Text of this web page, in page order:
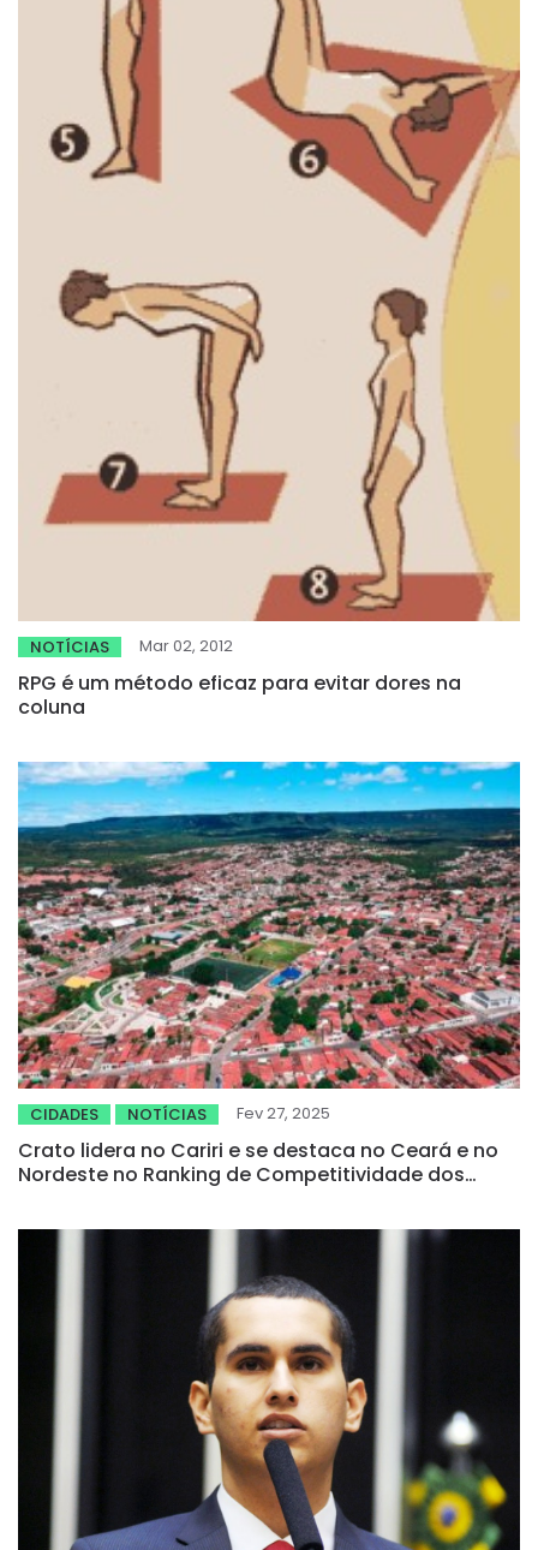
NOTÍCIAS Mar 02, 2012
RPG é um método eficaz para evitar dores na
coluna
CIDADES NOTÍCIAS Fev 27, 2025
Crato lidera no Cariri e se destaca no Ceará e no
Nordeste no Ranking de Competitividade dos